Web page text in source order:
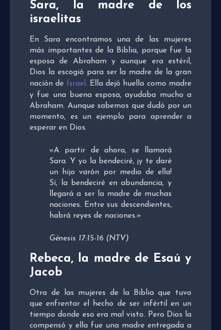
Sara, la madre de los
israelitas
En Sara encontramos una de las mujeres
más importantes de la Biblia, porque fue la
esposa de Abraham y aunque era estéril,
Dios la escogió para ser la madre de la gran
nación de
Israel . Ella dejó huella como madre
y fue una buena esposa, ayudaba mucho a
Abraham. Aunque sabemos que dudó por un
momento, es un ejemplo para aprender a
esperar en Dios.
«A partir de ahora, se llamará
Sara. Y yo la bendeciré, ¡y te daré
un hijo varón por medio de ella!
Sí, la bendeciré en abundancia, y
llegará a ser la madre de muchas
naciones. Entre sus descendientes,
habrá reyes de naciones.»
Génesis 17:15-16 (NTV)
Rebeca, la madre de Esaú y
Jacob
Otra de las mujeres de la Biblia que tuvo
que enfrentar el hecho de ser infértil en un
tiempo donde eso era mal visto. Pero Dios la
compensó y ella fue una madre entregada a